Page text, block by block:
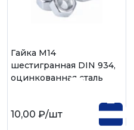
Гайка М14
шестигранная DIN 934,
оцинкованная сталь
10,00 ₽/шт